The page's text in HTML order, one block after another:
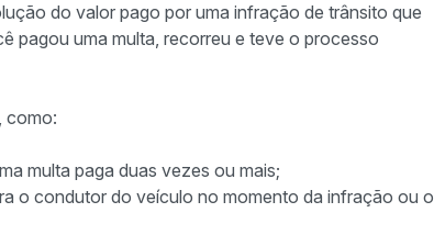
do valor pago por uma infração de trânsito que
pagou uma multa, recorreu e teve o processo
como:
multa paga duas vezes ou mais;
o condutor do veículo no momento da infração ou o